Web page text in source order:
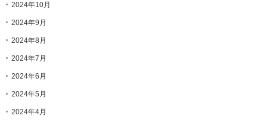
2024年10月
2024年9月
2024年8月
2024年7月
2024年6月
2024年5月
2024年4月